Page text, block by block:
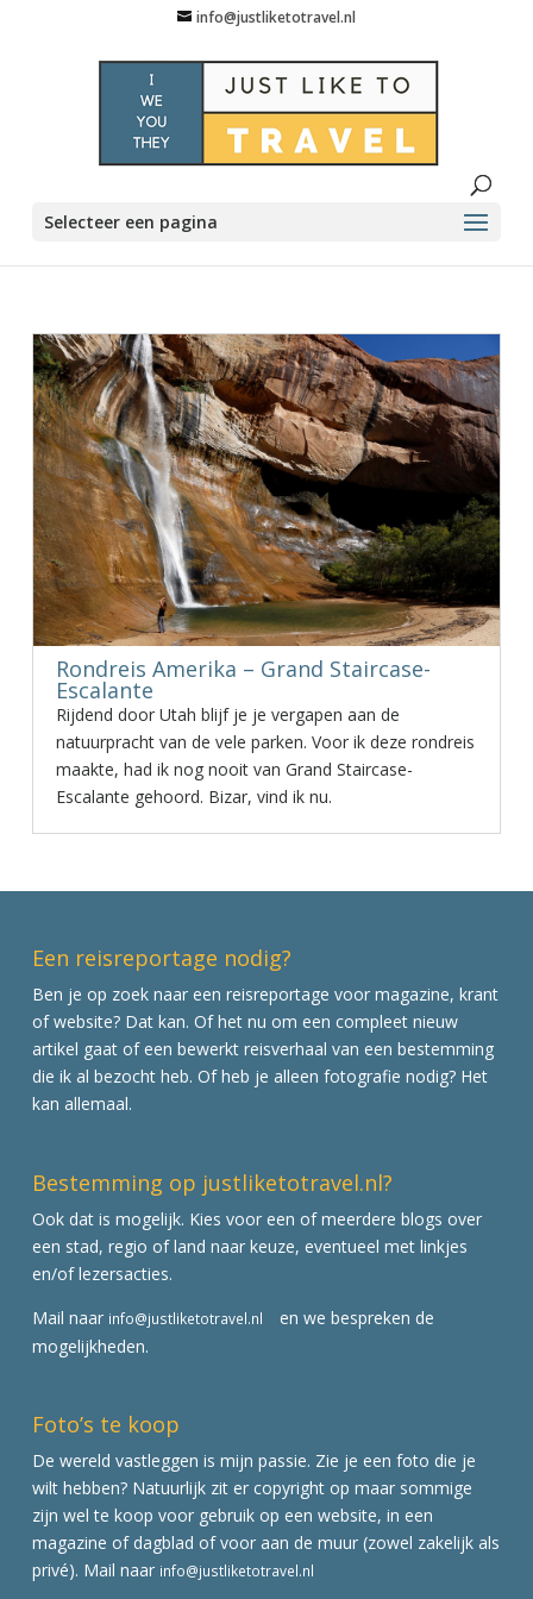
info@justliketotravel.nl
Selecteer een pagina
Rondreis Amerika – Grand Staircase-
Escalante
Rijdend door Utah blijf je je vergapen aan de
natuurpracht van de vele parken. Voor ik deze rondreis
maakte, had ik nog nooit van Grand Staircase-
Escalante gehoord. Bizar, vind ik nu.
Een reisreportage nodig?
Ben je op zoek naar een reisreportage voor magazine, krant
of website? Dat kan. Of het nu om een compleet nieuw
artikel gaat of een bewerkt reisverhaal van een bestemming
die ik al bezocht heb. Of heb je alleen fotografie nodig? Het
kan allemaal.
Bestemming op justliketotravel.nl?
Ook dat is mogelijk. Kies voor een of meerdere blogs over
een stad, regio of land naar keuze, eventueel met linkjes
en/of lezersacties.
Mail naar info@justliketotravel.nl
en we bespreken de
mogelijkheden.
Foto’s te koop
De wereld vastleggen is mijn passie. Zie je een foto die je
wilt hebben? Natuurlijk zit er copyright op maar sommige
zijn wel te koop voor gebruik op een website, in een
magazine of dagblad of voor aan de muur (zowel zakelijk als
privé). Mail naar info@justliketotravel.nl